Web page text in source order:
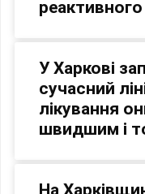
У Харкові
сучасний
лікування
швидшим і
На